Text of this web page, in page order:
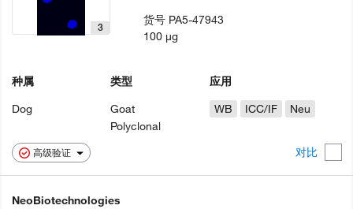
高级验证 对比
3
种属
Dog
类型
Goat
Polyclonal
应用
WB
ICC/IF Neu
货号 PA5-47943
100 µg
NeoBiotechnologies